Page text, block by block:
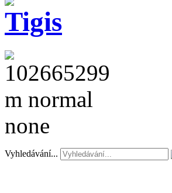
Vyhledávání...